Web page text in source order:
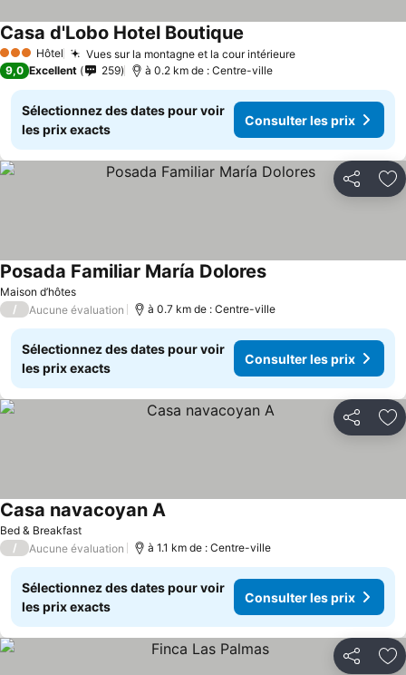
3 ÉtoilesHôtel Vues sur la montagne et la cour intérieureConsulter les
Casa d'Lobo Hotel Boutique
9,0 Excellent 259 à 0.2 km de : Centre-ville
Sélectionnez des dates pour voir
les prix exacts
Consulter les prix
Partager
Maison d’hôtes
Posada Familiar María DoloresConsulter les prix
/ Aucune évaluation à 0.7 km de : Centre-ville
Sélectionnez des dates pour voir
les prix exacts
Consulter les prix
Partager
Bed & Breakfast
Casa navacoyan AConsulter les prix
/ Aucune évaluation à 1.1 km de : Centre-ville
Sélectionnez des dates pour voir
les prix exacts
Consulter les prix
Partager